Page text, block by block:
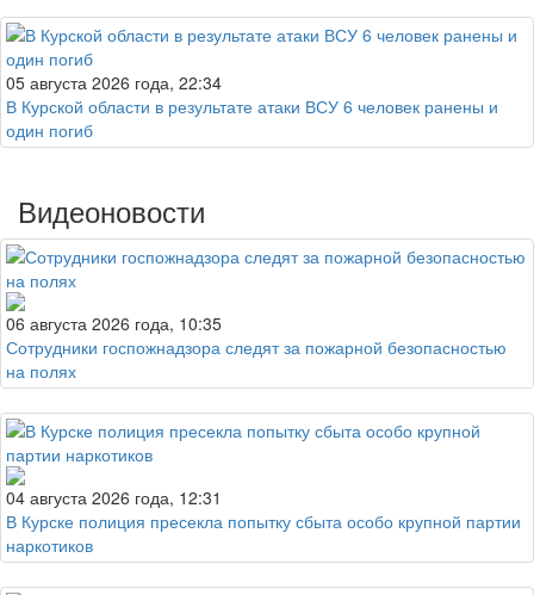
05 августа 2026 года, 22:34
В Курской области в результате атаки ВСУ 6 человек ранены и
один погиб
Видеоновости
06 августа 2026 года, 10:35
Сотрудники госпожнадзора следят за пожарной безопасностью
на полях
04 августа 2026 года, 12:31
В Курске полиция пресекла попытку сбыта особо крупной партии
наркотиков